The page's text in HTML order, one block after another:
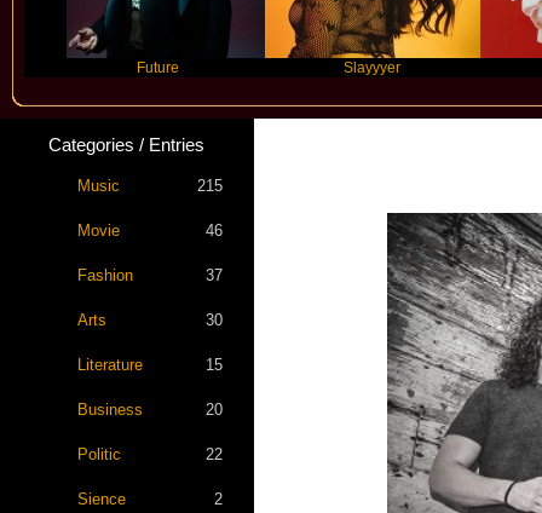
Categories / Entries
Music 215
Movie 46
Fashion 37
Arts 30
Literature 15
Business 20
Politic 22
Sience 2